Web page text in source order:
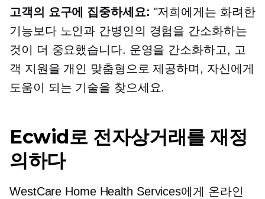
고객의 요구에 집중하세요: "저희에게는 화려한
기능보다 노인과 간병인의 경험을 간소화하는
것이 더 중요했습니다. 운영을 간소화하고, 고
객 지원을 개인 맞춤형으로 제공하며, 자신에게
도움이 되는 기술을 찾으세요.
Ecwid로 전자상거래를 재정
의하다
WestCare Home Health Services에게 온라인